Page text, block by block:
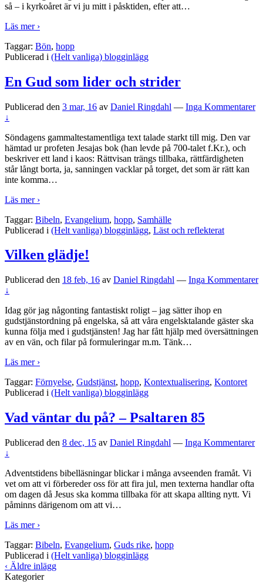
så – i kyrkoåret är vi ju mitt i påsktiden, efter att…
Läs mer ›
Taggar: Bön, hopp
Publicerad i (Helt vanliga) blogginlägg
En Gud som lider och strider
Publicerad den 3 mar, 16 av Daniel Ringdahl — Inga Kommentarer
↓
Söndagens gammaltestamentliga text talade starkt till mig. Den var
hämtad ur profeten Jesajas bok (han levde på 700-talet f.Kr.), och
beskriver ett land i kaos: Rättvisan trängs tillbaka, rättfärdigheten
står långt borta, ja, sanningen vacklar på torget, det som är rätt kan
inte komma…
Läs mer ›
Taggar: Bibeln, Evangelium, hopp, Samhälle
Publicerad i (Helt vanliga) blogginlägg, Läst och reflekterat
Vilken glädje!
Publicerad den 18 feb, 16 av Daniel Ringdahl — Inga Kommentarer
↓
Idag gör jag någonting fantastiskt roligt – jag sätter ihop en
gudstjänstordning på engelska, så att våra engelsktalande gäster ska
kunna följa med i gudstjänsten! Jag har fått hjälp med översättningen
av en vän, och filar på formuleringar m.m. Tänk…
Läs mer ›
Taggar: Förnyelse, Gudstjänst, hopp, Kontextualisering, Kontoret
Publicerad i (Helt vanliga) blogginlägg
Vad väntar du på? – Psaltaren 85
Publicerad den 8 dec, 15 av Daniel Ringdahl — Inga Kommentarer
↓
Adventstidens bibelläsningar blickar i många avseenden framåt. Vi
vet om att vi förbereder oss för att fira jul, men texterna handlar ofta
om dagen då Jesus ska komma tillbaka för att skapa allting nytt. Vi
påminns därigenom om att vi…
Läs mer ›
Taggar: Bibeln, Evangelium, Guds rike, hopp
Publicerad i (Helt vanliga) blogginlägg
‹ Äldre inlägg
Kategorier